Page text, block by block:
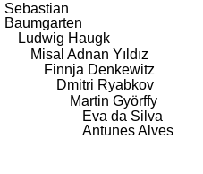
Sebastian
Baumgarten
Ludwig Haugk
Misal Adnan Yıldız
Finnja Denkewitz
Dmitri Ryabkov
Martin Györffy
Eva da Silva
Antunes Alves